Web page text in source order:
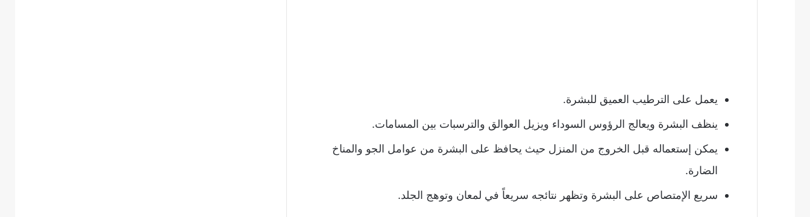
يعمل على الترطيب العميق للبشرة.
ينظف البشرة ويعالج الرؤوس السوداء ويزيل العوالق والترسبات بين المسامات.
يمكن إستعماله قبل الخروج من المنزل حيث يحافظ على البشرة من عوامل الجو والمناخ
الضارة.
سريع الإمتصاص على البشرة وتظهر نتائجه سريعاً في لمعان وتوهج الجلد.